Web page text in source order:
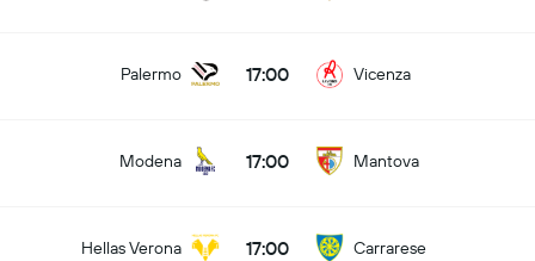
Palermo 17:00 Vicenza
Modena 17:00 Mantova
Hellas Verona 17:00 Carrarese